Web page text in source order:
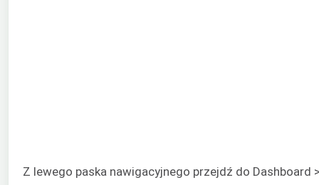
Z lewego paska nawigacyjnego przejdź do